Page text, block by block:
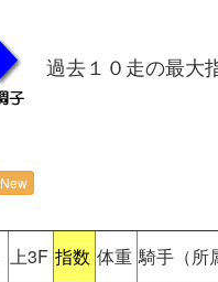
過去１０走の最大
New
上3F 指数 体重 騎手（所